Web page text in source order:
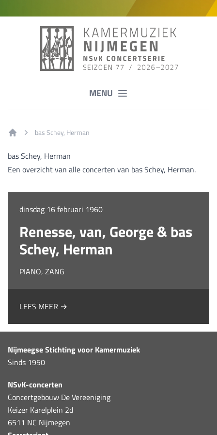
MENU
bas Schey, Herman
bas Schey, Herman
Een overzicht van alle concerten van bas Schey, Herman.
dinsdag 16 februari 1960
Renesse, van, George & bas
Schey, Herman
PIANO, ZANG
LEES MEER →
Nijmeegse Stichting voor Kamermuziek
Sinds 1950
NSvK-concerten
Concertgebouw De Vereeniging
Keizer Karelplein 2d
6511 NC Nijmegen